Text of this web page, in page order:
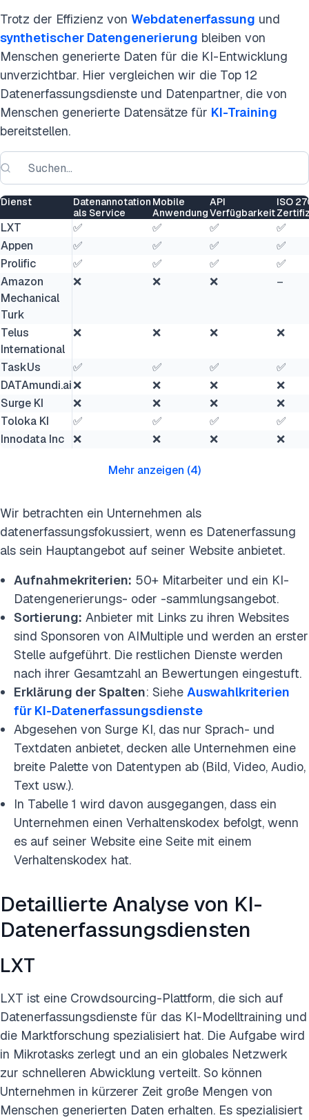
Trotz der Effizienz von Webdatenerfassung und
synthetischer Datengenerierung bleiben von
Menschen generierte Daten für die KI-Entwicklung
unverzichtbar. Hier vergleichen wir die Top 12
Datenerfassungsdienste und Datenpartner, die von
Menschen generierte Datensätze für KI-Training
bereitstellen.
Dienst
Datenannotation
als Service
Mobile
Anwendung
API
Verfügbarkeit
ISO
LXT ✅ ✅ ✅
✅
Appen
✅ ✅ ✅
✅
Prolific
✅ ✅ ✅
✅
Amazon
Mechanical
Turk
❌ ❌ ❌ –
Telus
International
❌ ❌ ❌ ❌
TaskUs ✅ ✅ ✅
✅
DATAmundi.ai❌ ❌ ❌
❌
Surge KI
❌ ❌ ❌
❌
Toloka KI
✅ ✅ ✅
✅
Innodata Inc
❌ ❌ ❌ ❌
Mehr anzeigen (4)
Wir betrachten ein Unternehmen als
datenerfassungsfokussiert, wenn es Datenerfassung
als sein Hauptangebot auf seiner Website anbietet.
Aufnahmekriterien: 50+ Mitarbeiter und ein KI-
Datengenerierungs- oder -sammlungsangebot.
Sortierung: Anbieter mit Links zu ihren Websites
sind Sponsoren von AIMultiple und werden an erster
Stelle aufgeführt. Die restlichen Dienste werden
nach ihrer Gesamtzahl an Bewertungen eingestuft.
Erklärung der Spalten: Siehe Auswahlkriterien
für KI-Datenerfassungsdienste
Abgesehen von Surge KI, das nur Sprach- und
Textdaten anbietet, decken alle Unternehmen eine
breite Palette von Datentypen ab (Bild, Video, Audio,
Text usw.).
In Tabelle 1 wird davon ausgegangen, dass ein
Unternehmen einen Verhaltenskodex befolgt, wenn
es auf seiner Website eine Seite mit einem
Verhaltenskodex hat.
Detaillierte Analyse von KI-
Datenerfassungsdiensten
LXT
LXT ist eine Crowdsourcing-Plattform, die sich auf
Datenerfassungsdienste für das KI-Modelltraining und
die Marktforschung spezialisiert hat. Die Aufgabe wird
in Mikrotasks zerlegt und an ein globales Netzwerk
zur schnelleren Abwicklung verteilt. So können
Unternehmen in kürzerer Zeit große Mengen von
Menschen generierten Daten erhalten. Es spezialisiert